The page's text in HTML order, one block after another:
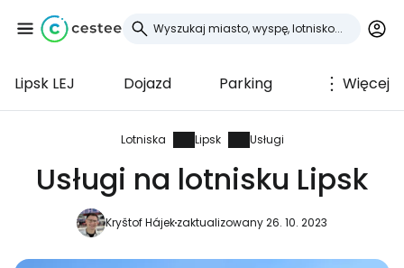
Lipsk LEJ Dojazd Parking Więcej
Lotniska Lipsk Usługi
Usługi na lotnisku Lipsk
Kryštof Hájekzaktualizowany 26. 10. 2023
Zaloguj się do
Cestee
... światowej społeczności podróżniczej